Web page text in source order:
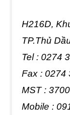
H216D,
TP.Thủ
Tel : 0274
Fax : 0274
MST :
Mobile :